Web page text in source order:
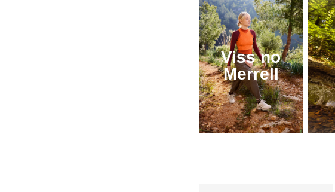
Viss no
Merrell